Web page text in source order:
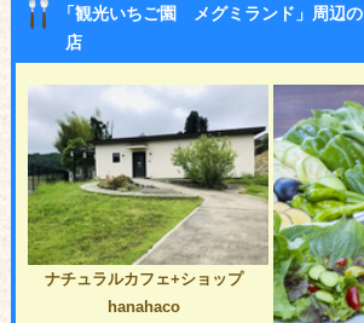
「観光いちご園 メグミランド」周辺の
店
ナチュラルカフェ+ショップ
hanahaco